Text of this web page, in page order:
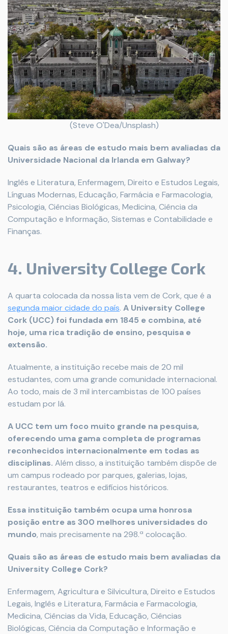
(Steve O'Dea/Unsplash)
Quais são as áreas de estudo mais bem avaliadas da
Universidade Nacional da Irlanda em Galway?
Inglês e Literatura, Enfermagem, Direito e Estudos Legais,
Línguas Modernas, Educação, Farmácia e Farmacologia,
Psicologia, Ciências Biológicas, Medicina, Ciência da
Computação e Informação, Sistemas e Contabilidade e
Finanças.
4. University College Cork
A quarta colocada da nossa lista vem de Cork, que é a
segunda maior cidade do país. A University College
Cork (UCC) foi fundada em 1845 e combina, até
hoje, uma rica tradição de ensino, pesquisa e
extensão.
Atualmente, a instituição recebe mais de 20 mil
estudantes, com uma grande comunidade internacional.
Ao todo, mais de 3 mil intercambistas de 100 países
estudam por lá.
A UCC tem um foco muito grande na pesquisa,
oferecendo uma gama completa de programas
reconhecidos internacionalmente em todas as
disciplinas. Além disso, a instituição também dispõe de
um campus rodeado por parques, galerias, lojas,
restaurantes, teatros e edifícios históricos.
Essa instituição também ocupa uma honrosa
posição entre as 300 melhores universidades do
mundo, mais precisamente na 298.ª colocação.
Quais são as áreas de estudo mais bem avaliadas da
University College Cork?
Enfermagem, Agricultura e Silvicultura, Direito e Estudos
Legais, Inglês e Literatura, Farmácia e Farmacologia,
Medicina, Ciências da Vida, Educação, Ciências
Biológicas, Ciência da Computação e Informação e